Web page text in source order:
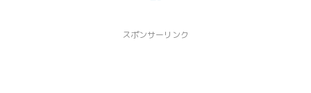
スポンサーリンク